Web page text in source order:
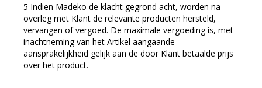
Indien Madeko de klacht gegrond acht, worden na
overleg met Klant de relevante producten hersteld,
vervangen of vergoed. De maximale vergoeding is, met
inachtneming van het Artikel aangaande
aansprakelijkheid gelijk aan de door Klant betaalde prijs
over het product.